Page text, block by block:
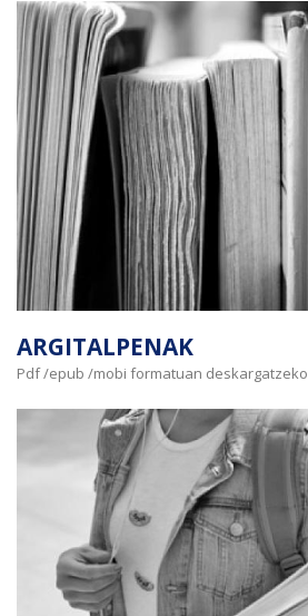
ARGITALPENAK
Pdf /epub /mobi formatuan deskargatzeko